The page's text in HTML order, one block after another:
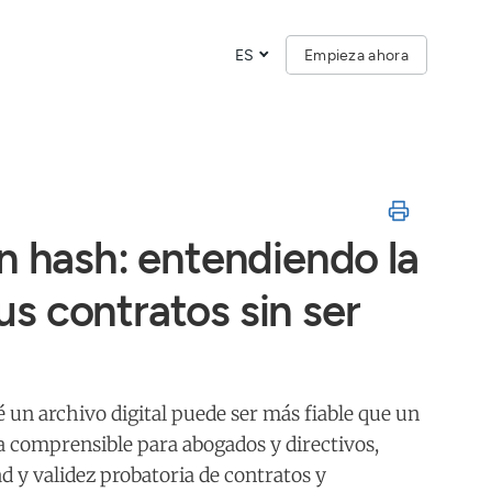
ES Empieza ahora
hash: entendiendo la
contratos sin ser
archivo digital puede ser más fiable que un
para abogados y directivos,
y validez probatoria de contratos y